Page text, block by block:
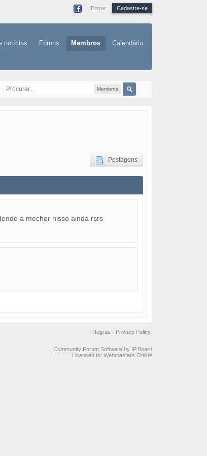
Entrar Cadastre-se
notícias Fóruns Membros Calendário
Membros
Postagens
a mecher nisso ainda rsrs
Privacy Policy
Regras ·
Community Forum Software by IP.Board
Licensed to: Webmasters Online